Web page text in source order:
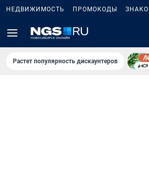
НЕДВИЖИМОСТЬ ПРОМОКОДЫ
Растет популярность дискаунтеров